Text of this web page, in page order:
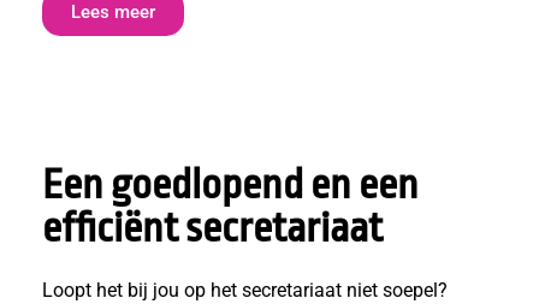
Lees meer
Een goedlopend en een
efficiënt secretariaat
Loopt het bij jou op het secretariaat niet soepel?